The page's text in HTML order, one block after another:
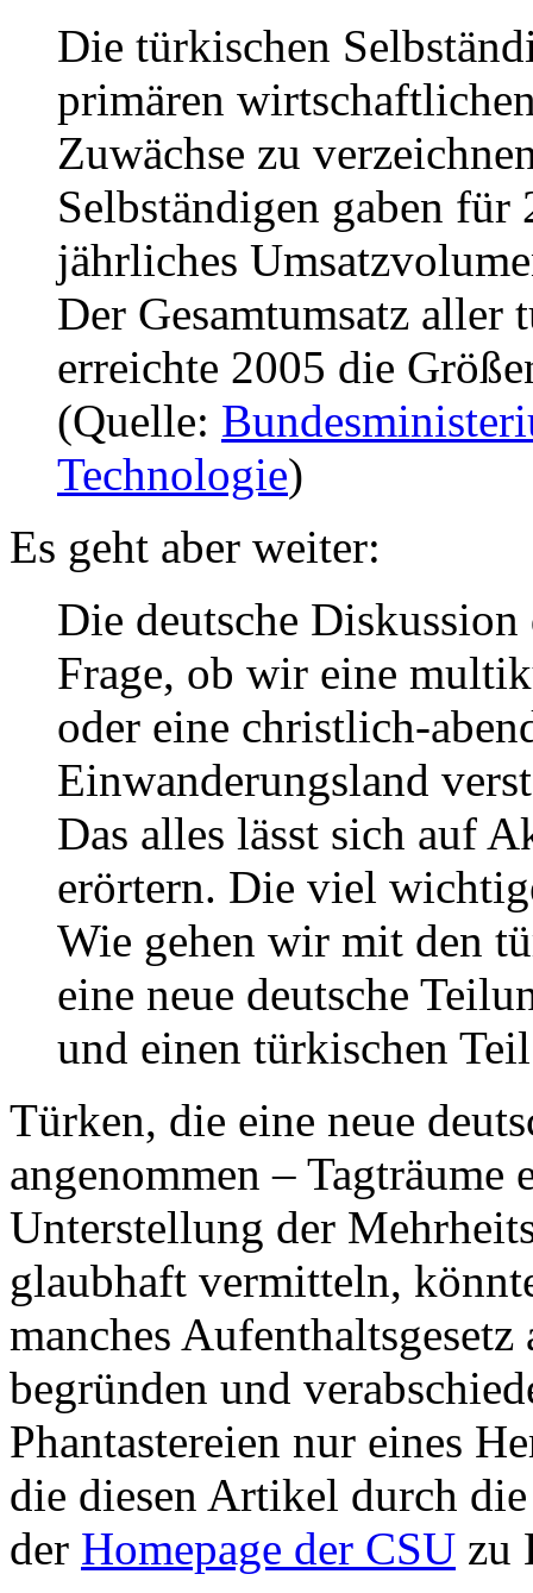
Die türkischen
primären
Zuwächse zu
Selbständigen gaben
jährliches
Der Gesamtumsatz aller
erreichte 2005 die
(Quelle:
Technologie)
Es geht aber weiter:
Die deutsche
Frage, ob wir eine
oder eine christlich-
Einwanderungsland
Das alles lässt sich auf
erörtern. Die viel
Wie gehen wir mit den
eine neue deutsche
und einen türkischen
Türken, die eine neue
angenommen – Tagträume
Unterstellung der
glaubhaft vermitteln,
manches
begründen und
Phantastereien nur eines
die diesen Artikel durch
der Homepage der CSU zu